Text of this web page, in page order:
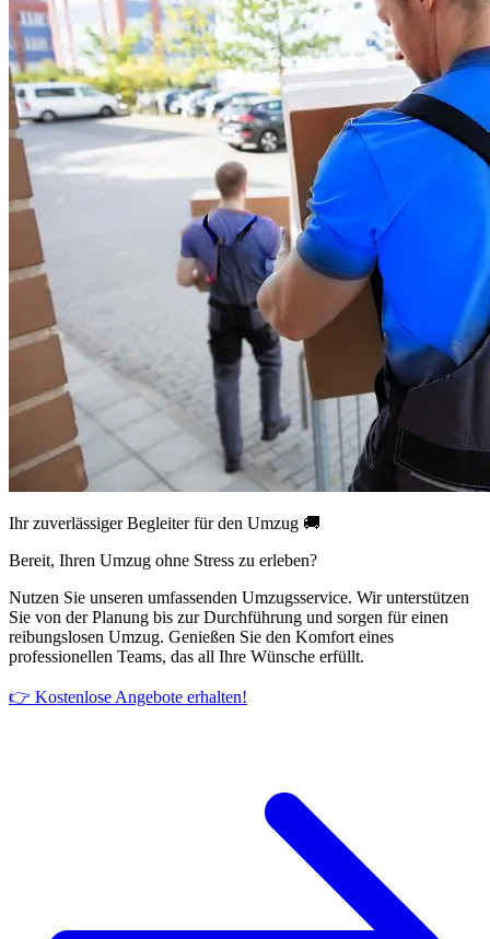
Ihr zuverlässiger Begleiter für den Umzug 🚚
Bereit, Ihren Umzug ohne Stress zu erleben?
Nutzen Sie unseren umfassenden Umzugsservice. Wir unterstützen
Sie von der Planung bis zur Durchführung und sorgen für einen
reibungslosen Umzug. Genießen Sie den Komfort eines
professionellen Teams, das all Ihre Wünsche erfüllt.
👉 Kostenlose Angebote erhalten!